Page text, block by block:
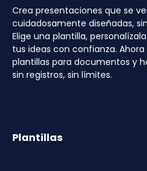
Crea presentaciones que se
cuidadosamente diseñadas,
Elige una plantilla,
tus ideas con confianza.
plantillas para documentos y
sin registros, sin límites.
Plantillas